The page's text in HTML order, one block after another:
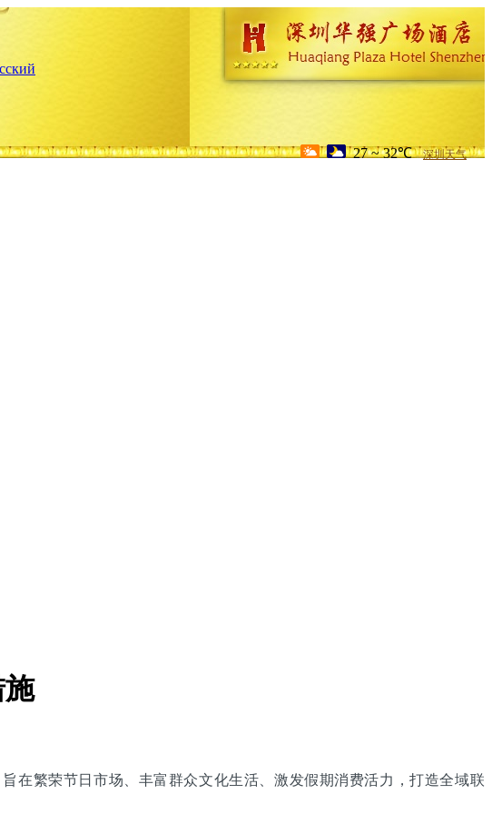
27 ~ 32℃ 深圳天气
在繁荣节日市场、丰富群众文化生活、激发假期消费活力，打造全域联